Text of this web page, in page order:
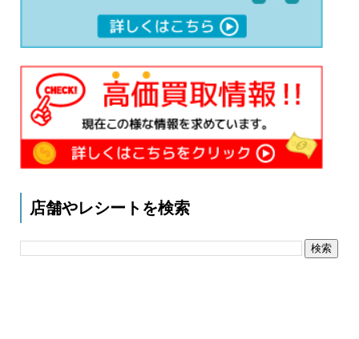
店舗やレシートを検索